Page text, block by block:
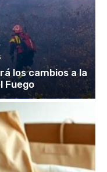
los cambios a la
Fuego